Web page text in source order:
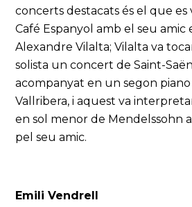
concerts destacats és el que es
Café Espanyol amb el seu amic
Alexandre Vilalta; Vilalta va
solista un concert de Saint-
acompanyat en un segon
Vallribera, i aquest va
en sol menor de Mendelssohn
pel seu amic.
Emili Vendrell